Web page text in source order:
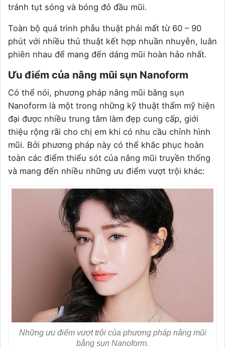
tránh tụt sóng và bóng đỏ đầu mũi.
Toàn bộ quá trình phẫu thuật phải mất từ 60 – 90
phút với nhiều thủ thuật kết hợp nhuần nhuyễn, luân
phiên nhau để mang đến dáng mũi hoàn hảo nhất.
Ưu điểm của nâng mũi sụn Nanoform
Có thể nói, phương pháp nâng mũi bằng sụn
Nanoform là một trong những kỹ thuật thẩm mỹ hiện
đại được nhiều trung tâm làm đẹp cung cấp, giới
thiệu rộng rãi cho chị em khi có nhu cầu chỉnh hình
mũi. Bởi phương pháp này có thể khắc phục hoàn
toàn các điểm thiếu sót của nâng mũi truyền thống
và mang đến nhiều những ưu điểm vượt trội khác:
Những ưu điểm vượt trội của phương pháp nâng mũi
bằng sụn Nanoform.